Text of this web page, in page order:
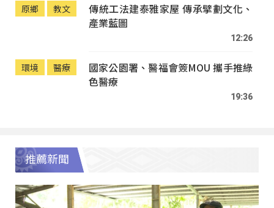
原鄉 教文
傳統工法建泰雅家屋 傳承擘劃文化、
產業藍圖
12:26
環境 醫療
國家公園署、醫福會簽MOU 攜手推綠
色醫療
19:36
推薦新聞